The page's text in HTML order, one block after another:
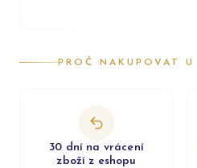
PROČ NAKUPOVAT U
30 dní na vrácení
zboží z eshopu